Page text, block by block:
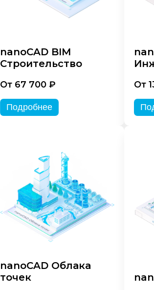
nanoCAD BIM
Строительство
От 67 700 ₽
Подробнее
От
nanoCAD Облака
точек